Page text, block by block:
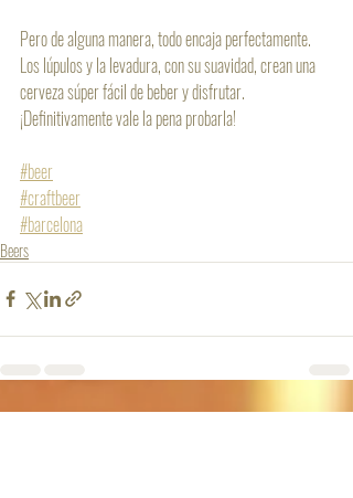
Pero de alguna manera, todo encaja perfectamente.
Los lúpulos y la levadura, con su suavidad, crean una
cerveza súper fácil de beber y disfrutar.
¡Definitivamente vale la pena probarla!
#beer
#craftbeer
#barcelona
Beers